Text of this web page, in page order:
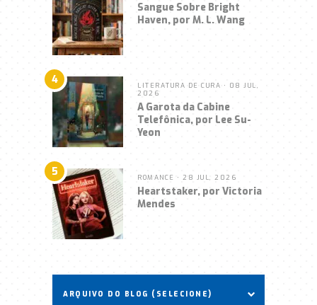
Sangue Sobre Bright
Haven, por M. L. Wang
4 LITERATURA DE CURA • 08 JUL,
2026
A Garota da Cabine
Telefônica, por Lee Su-
Yeon
5 ROMANCE • 28 JUL, 2026
Heartstaker, por Victoria
Mendes
ARQUIVO DO BLOG (SELECIONE)